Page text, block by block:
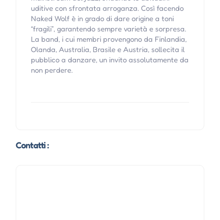
uditive con sfrontata arroganza. Così facendo
Naked Wolf è in grado di dare origine a toni
“fragili”, garantendo sempre varietà e sorpresa.
La band, i cui membri provengono da Finlandia,
Olanda, Australia, Brasile e Austria, sollecita il
pubblico a danzare, un invito assolutamente da
non perdere.
Contatti :